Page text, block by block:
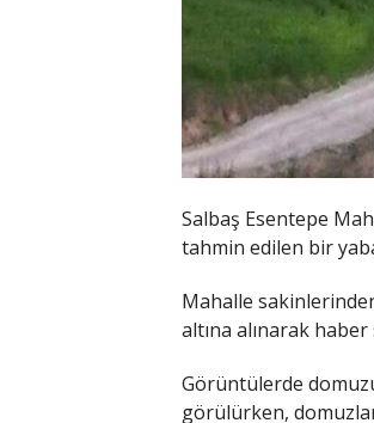
Salbaş Esentepe
tahmin edilen bir
Mahalle
altına alınarak
Görüntülerde
görülürken,